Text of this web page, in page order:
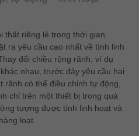
thất riêng lẻ trong thời gian
ra yêu cầu cao nhất về tính linh
đổi chiều rộng rãnh, ví dụ
nhau, trước đây yêu cầu hai
rãnh có thể điều chỉnh tự động,
chỉ trên một thiết bị trong quá
tượng được tính linh hoạt và
loạt.